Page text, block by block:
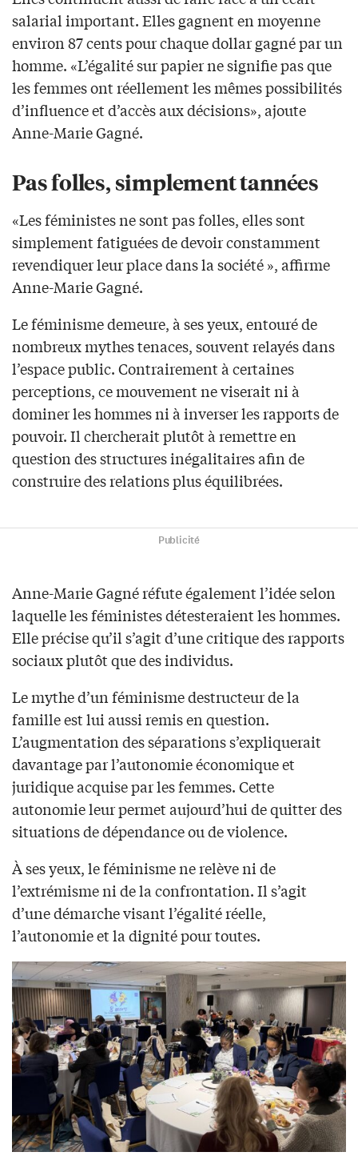
salarial important. Elles gagnent en moyenne
environ 87 cents pour chaque dollar gagné par un
homme. «L’égalité sur papier ne signifie pas que
les femmes ont réellement les mêmes possibilités
d’influence et d’accès aux décisions», ajoute
Anne-Marie Gagné.
Pas folles, simplement tannées
«Les féministes ne sont pas folles, elles sont
simplement fatiguées de devoir constamment
revendiquer leur place dans la société », affirme
Anne-Marie Gagné.
Le féminisme demeure, à ses yeux, entouré de
nombreux mythes tenaces, souvent relayés dans
l’espace public. Contrairement à certaines
perceptions, ce mouvement ne viserait ni à
dominer les hommes ni à inverser les rapports de
pouvoir. Il chercherait plutôt à remettre en
question des structures inégalitaires afin de
construire des relations plus équilibrées.
Publicité
Anne-Marie Gagné réfute également l’idée selon
laquelle les féministes détesteraient les hommes.
Elle précise qu’il s’agit d’une critique des rapports
sociaux plutôt que des individus.
Le mythe d’un féminisme destructeur de la
famille est lui aussi remis en question.
L’augmentation des séparations s’expliquerait
davantage par l’autonomie économique et
juridique acquise par les femmes. Cette
autonomie leur permet aujourd’hui de quitter des
situations de dépendance ou de violence.
À ses yeux, le féminisme ne relève ni de
l’extrémisme ni de la confrontation. Il s’agit
d’une démarche visant l’égalité réelle,
l’autonomie et la dignité pour toutes.